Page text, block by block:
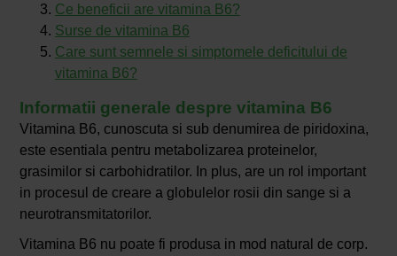
Ce beneficii are vitamina B6?
Surse de vitamina B6
Care sunt semnele si simptomele deficitului de
vitamina B6?
Informatii generale despre vitamina B6
Vitamina B6, cunoscuta si sub denumirea de piridoxina,
este esentiala pentru metabolizarea proteinelor,
grasimilor si carbohidratilor. In plus, are un rol important
in procesul de creare a globulelor rosii din sange si a
neurotransmitatorilor.
Vitamina B6 nu poate fi produsa in mod natural de corp.